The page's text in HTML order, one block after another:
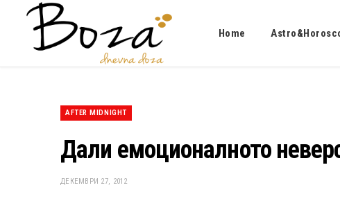
Home
AFTER MIDNIGHT
Дали емоционалното
ДЕКЕМВРИ 27, 2012